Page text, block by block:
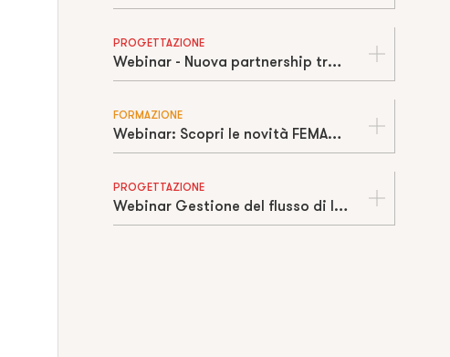
PROGETTAZIONE
Webinar - Nuova partnership tra Team3D e Cosmos Italia
FORMAZIONE
Webinar: Scopri le novità FEMAP e Simcenter 2021 con Cosmos Italia
PROGETTAZIONE
Webinar Gestione del flusso di lavoro: dal dato CAD all’officina